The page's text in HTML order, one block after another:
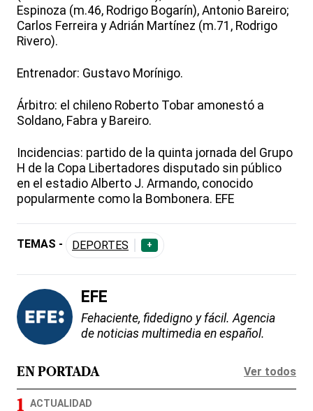
Espinoza (m.46, Rodrigo Bogarín), Antonio Bareiro;
Carlos Ferreira y Adrián Martínez (m.71, Rodrigo
Rivero).
Entrenador: Gustavo Morínigo.
Árbitro: el chileno Roberto Tobar amonestó a
Soldano, Fabra y Bareiro.
Incidencias: partido de la quinta jornada del Grupo
H de la Copa Libertadores disputado sin público
en el estadio Alberto J. Armando, conocido
popularmente como la Bombonera. EFE
TEMAS - DEPORTES +
EFE
Fehaciente, fidedigno y fácil. Agencia
de noticias multimedia en español.
EN PORTADA Ver todos
ACTUALIDAD